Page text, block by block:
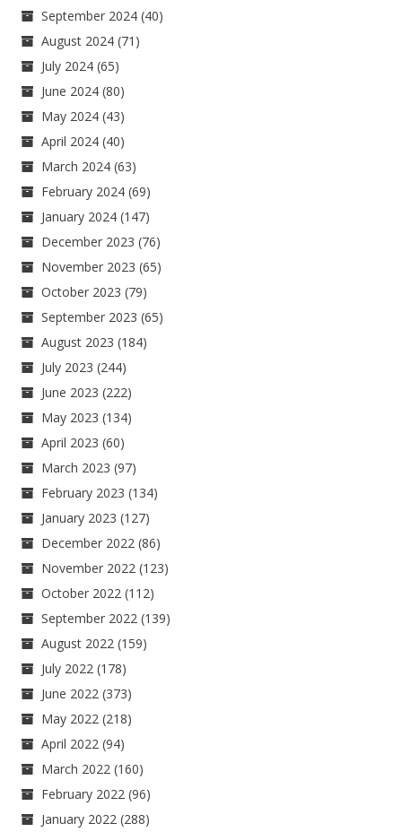
September 2024 (40)
August 2024 (71)
July 2024 (65)
June 2024 (80)
May 2024 (43)
April 2024 (40)
March 2024 (63)
February 2024 (69)
January 2024 (147)
December 2023 (76)
November 2023 (65)
October 2023 (79)
September 2023 (65)
August 2023 (184)
July 2023 (244)
June 2023 (222)
May 2023 (134)
April 2023 (60)
March 2023 (97)
February 2023 (134)
January 2023 (127)
December 2022 (86)
November 2022 (123)
October 2022 (112)
September 2022 (139)
August 2022 (159)
July 2022 (178)
June 2022 (373)
May 2022 (218)
April 2022 (94)
March 2022 (160)
February 2022 (96)
January 2022 (288)